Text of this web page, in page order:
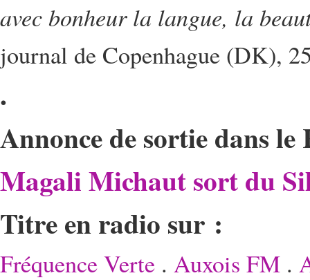
avec bonheur la langue, la
journal de Copenhague (DK),
.
Annonce de sortie dans
Magali Michaut sort du
Titre en radio sur :
Fréquence Verte . Auxois FM .